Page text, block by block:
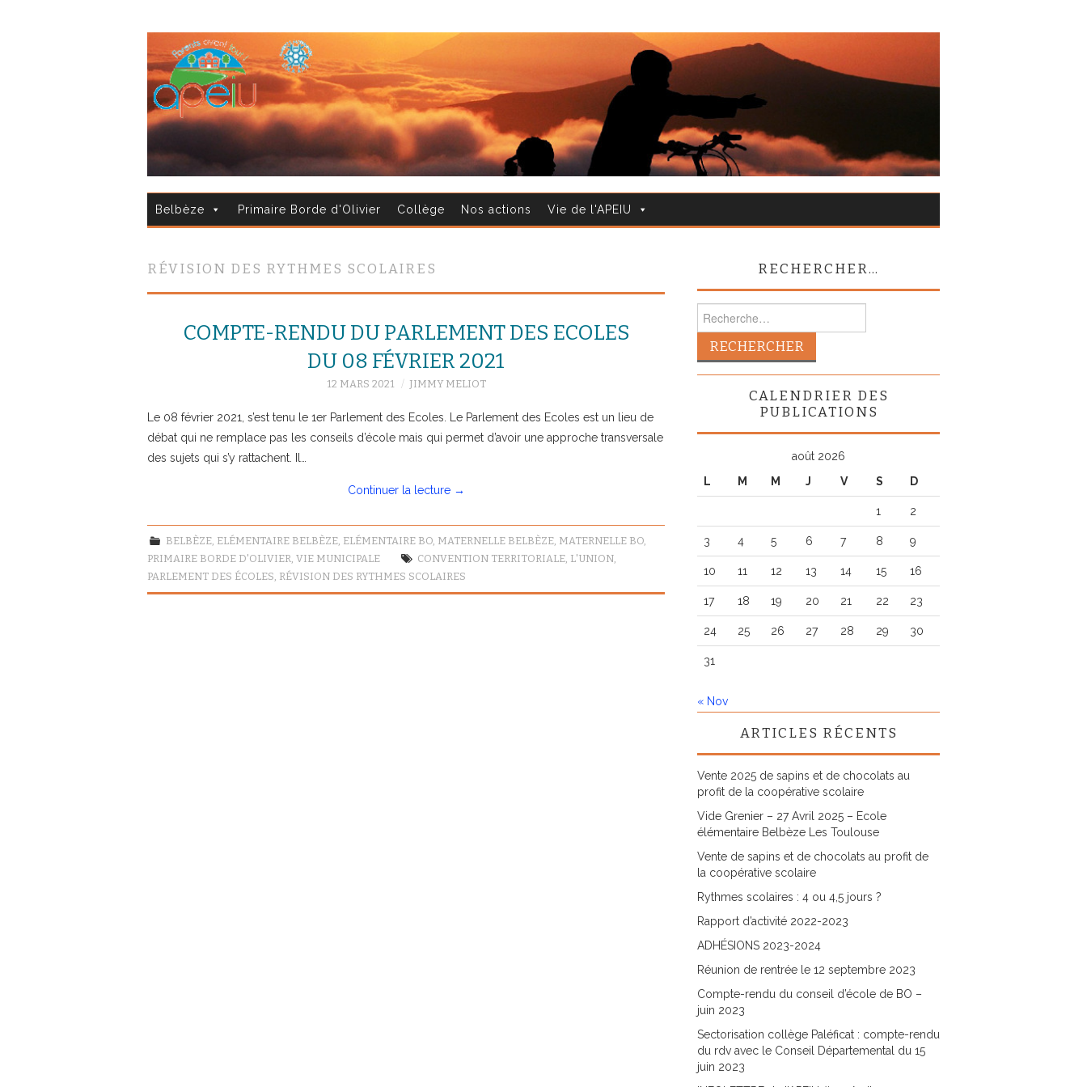
Belbèze Primaire Borde d'Olivier Collège Nos actions Vie de l'APEIU
RÉVISION DES RYTHMES SCOLAIRES
COMPTE-RENDU DU PARLEMENT DES ECOLES
DU 08 FÉVRIER 2021
12 MARS 2021 JIMMY MELIOT
Le 08 février 2021, s’est tenu le 1er Parlement des Ecoles. Le Parlement des Ecoles est un lieu de
débat qui ne remplace pas les conseils d’école mais qui permet d’avoir une approche transversale
des sujets qui s’y rattachent. Il…
Continuer la lecture →
BELBÈZE ELÉMENTAIRE BELBÈZE ELÉMENTAIRE BO MATERNELLE BELBÈZE MATERNELLE BO
PRIMAIRE BORDE D'OLIVIER VIE MUNICIPALE CONVENTION TERRITORIALE L'UNION
PARLEMENT DES ÉCOLES RÉVISION DES RYTHMES SCOLAIRES
RECHERCHER…
CALENDRIER DES
PUBLICATIONS
août 2026
L
M M J V S D
1 2
3 4 5 6 7 8 9
10 11 12 13 14 15 16
17 18 19 20 21 22 23
24 25 26 27 28 29 30
31
« Nov
ARTICLES RÉCENTS
Vente 2025 de sapins et de chocolats au
profit de la coopérative scolaire
Vide Grenier – 27 Avril 2025 – Ecole
élémentaire Belbèze Les Toulouse
Vente de sapins et de chocolats au profit de
la coopérative scolaire
Rythmes scolaires : 4 ou 4,5 jours ?
Rapport d’activité 2022-2023
ADHÉSIONS 2023-2024
Réunion de rentrée le 12 septembre 2023
Compte-rendu du conseil d’école de BO –
juin 2023
Sectorisation collège Paléficat : compte-rendu
du rdv avec le Conseil Départemental du 15
juin 2023